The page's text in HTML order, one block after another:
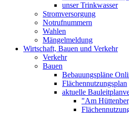
unser Trinkwasser
Stromversorgung
Notrufnummern
Wahlen
Mängelmeldung
Wirtschaft, Bauen und Verkehr
Verkehr
Bauen
Bebauungspläne
Flächennutzungsplan
aktuelle
"Am